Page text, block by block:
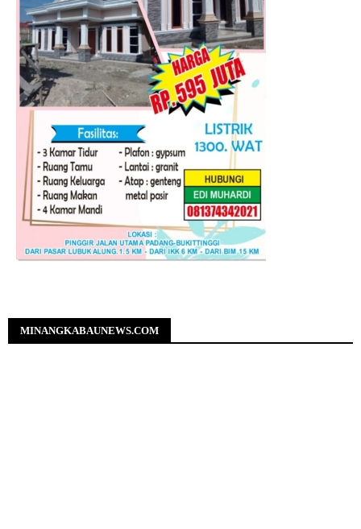
MINANGKABAUNEWS.COM